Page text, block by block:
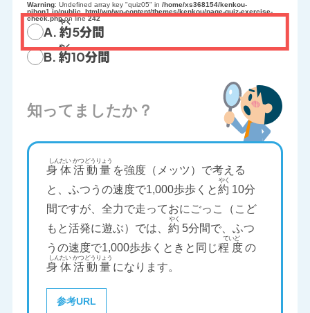
Warning: Undefined array key "quiz05" in /home/xs368154/kenkou-
nihon1.jp/public_html/wp/wp-content/themes/kenkou/page-quiz-exercise-
check.phpon line242
A. 約5分間
B. 約10分間
知ってましたか？
身体活動量 を強度（メッツ）で考える
と、ふつうの速度で1,000歩歩くと約 10分
間ですが、全力で走っておにごっこ（こど
もと活発に遊ぶ）では、約 5分間で、ふつ
うの速度で1,000歩歩くときと同じ程度 の
身体活動量 になります。
参考URL